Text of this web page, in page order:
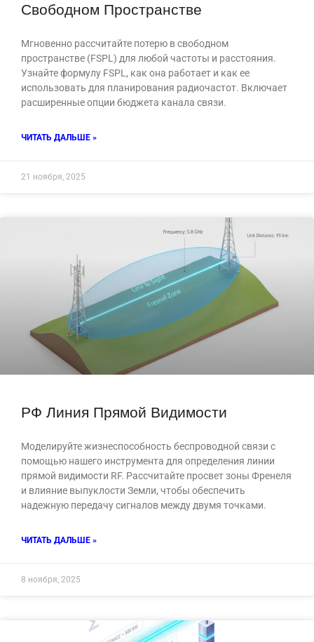
Свободном Пространстве
Мгновенно рассчитайте потерю в свободном
пространстве (FSPL) для любой частоты и расстояния.
Узнайте формулу FSPL, как она работает и как ее
использовать для планирования радиочастот. Включает
расширенные опции бюджета канала связи.
ЧИТАТЬ ДАЛЬШЕ »
21 ноября, 2025
РФ Линия Прямой Видимости
Моделируйте жизнеспособность беспроводной связи с
помощью нашего инструмента для определения линии
прямой видимости RF. Рассчитайте просвет зоны Френеля
и влияние выпуклости Земли, чтобы обеспечить
надежную передачу сигналов между двумя точками.
ЧИТАТЬ ДАЛЬШЕ »
8 ноября, 2025